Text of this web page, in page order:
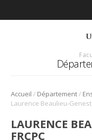
Accueil / Département/
LAURENCE
FRCPC